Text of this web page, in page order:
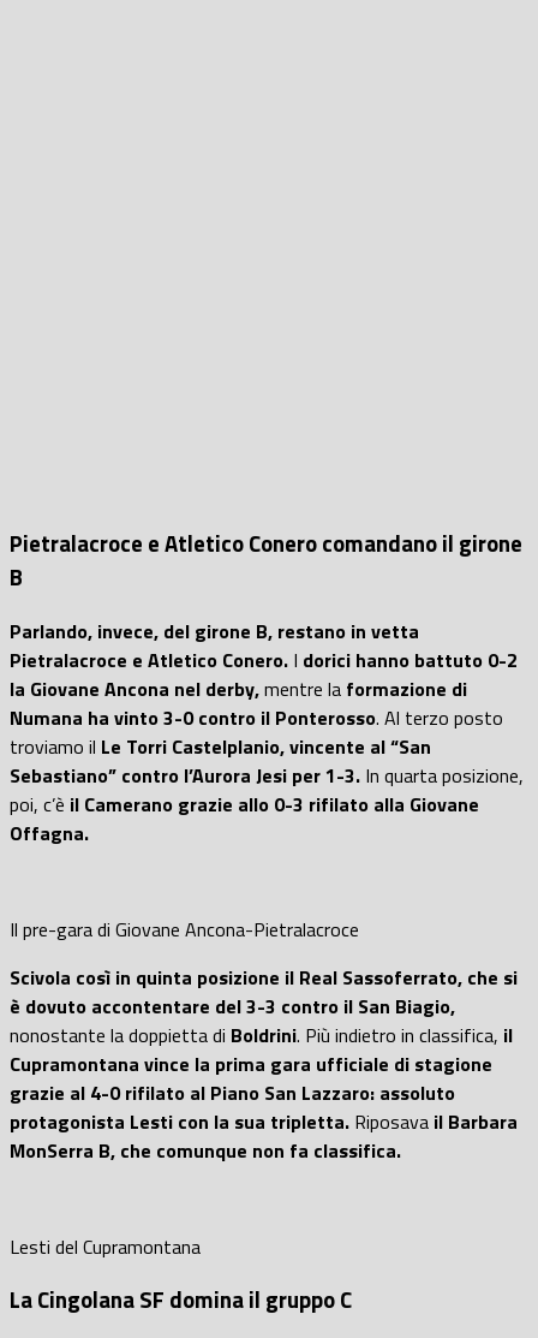
Pietralacroce e Atletico Conero comandano il girone
B
Parlando, invece, del girone B, restano in vetta
Pietralacroce e Atletico Conero. I dorici hanno battuto 0-2
la Giovane Ancona nel derby,mentre la formazione di
Numana ha vinto 3-0 contro il Ponterosso. Al terzo posto
troviamo il Le Torri Castelplanio, vincente al “San
Sebastiano” contro l’Aurora Jesi per 1-3. In quarta posizione,
poi, c’è il Camerano grazie allo 0-3 rifilato alla Giovane
Offagna.
Il pre-gara di Giovane Ancona-Pietralacroce
Scivola così in quinta posizione il Real Sassoferrato, che si
è dovuto accontentare del 3-3 contro il San Biagio,
nonostante la doppietta di Boldrini. Più indietro in classifica, il
Cupramontana vince la prima gara ufficiale di stagione
grazie al 4-0 rifilato al Piano San Lazzaro: assoluto
protagonista Lesti con la sua tripletta. Riposava il Barbara
MonSerra B, che comunque non fa classifica.
Lesti del Cupramontana
La Cingolana SF domina il gruppo C